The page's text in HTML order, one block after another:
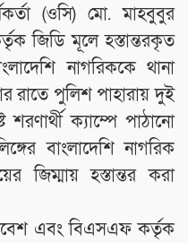
(ওসি) মো. মাহবুবুর
জিডি মূলে হস্তান্তরকৃত
নাগরিককে থানা
রাতে পুলিশ পাহারায় দুই
শরণার্থী ক্যাম্পে পাঠানো
বাংলাদেশি নাগরিক
জিম্মায় হস্তান্তর করা
এবং বিএসএফ কর্তৃক